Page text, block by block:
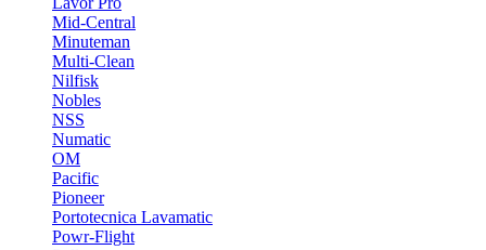
Mid-Central
Minuteman
Multi-Clean
Nilfisk
Nobles
NSS
Numatic
OM
Pacific
Pioneer
Portotecnica Lavamatic
Powr-Flight